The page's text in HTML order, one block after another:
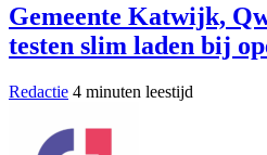
Gemeente Katwijk,
testen slim laden bij
Redactie 4 minuten leestijd